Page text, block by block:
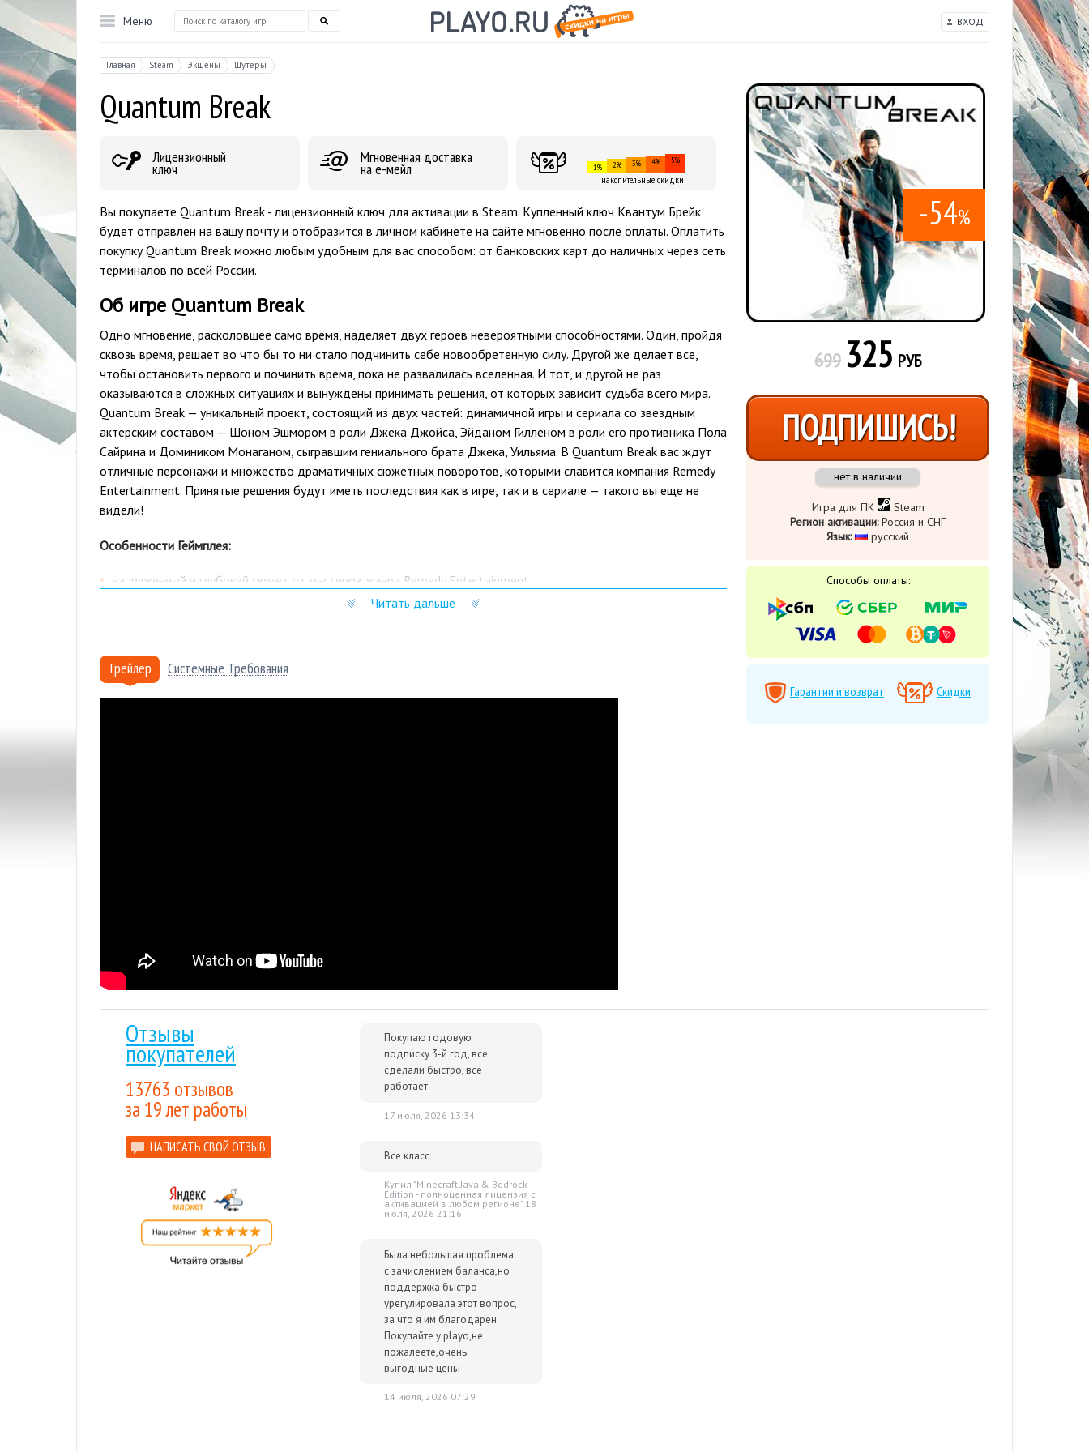
ВХОД
Меню
Главная Steam Экшены Шутеры
Quantum Break
Лицензионный
ключ
Мгновенная доставка
на е-мейл 1% 2% 3% 4% 5%
накопительные скидки
Вы покупаете Quantum Break - лицензионный ключ для активации в Steam. Купленный ключ Квантум Брейк
будет отправлен на вашу почту и отобразится в личном кабинете на сайте мгновенно после оплаты. Оплатить
покупку Quantum Break можно любым удобным для вас способом: от банковских карт до наличных через сеть
терминалов по всей России.
Об игре Quantum Break
Одно мгновение, расколовшее само время, наделяет двух героев невероятными способностями. Один, пройдя
сквозь время, решает во что бы то ни стало подчинить себе новообретенную силу. Другой же делает все,
чтобы остановить первого и починить время, пока не развалилась вселенная. И тот, и другой не раз
оказываются в сложных ситуациях и вынуждены принимать решения, от которых зависит судьба всего мира.
Quantum Break — уникальный проект, состоящий из двух частей: динамичной игры и сериала со звездным
актерским составом — Шоном Эшмором в роли Джека Джойса, Эйданом Гилленом в роли его противника Пола
Сайрина и Домиником Монаганом, сыгравшим гениального брата Джека, Уильяма. В Quantum Break вас ждут
отличные персонажи и множество драматичных сюжетных поворотов, которыми славится компания Remedy
Entertainment. Принятые решения будут иметь последствия как в игре, так и в сериале — такого вы еще не
видели!
Особенности Геймплея:
напряженный и глубокий сюжет от мастеров жанра Remedy Entertainment;
невероятный сериал, развитие событий в котором напрямую зависит от решений, принятых вами в игре;
несколько вариантов развития сюжета;
динамичный шутер с возможностью манипулировать временем;
Читать дальше
Трейлер Системные Требования
-54%
699 325 РУБ
ПОДПИШИСЬ!
нет в наличии
Игра для ПК
Steam
Регион активации:Россия и СНГ
Язык:
​ русский
Способы оплаты:
Гарантии и возврат Скидки
Отзывы
покупателей
13763 отзывов
за 19 лет работы
НАПИСАТЬ СВОЙ ОТЗЫВ
Покупаю годовую
подписку 3-й год, все
сделали быстро, все
работает
17 июля, 2026 13:34
Все класс
Купил "Minecraft Java & Bedrock
Edition - полноценная лицензия c
активацией в любом регионе" 18
июля, 2026 21:16
Была небольшая проблема
с зачислением баланса,но
поддержка быстро
урегулировала этот вопрос,
за что я им благодарен.
Покупайте у playo,не
пожалеете,очень
выгодные цены
14 июля, 2026 07:29